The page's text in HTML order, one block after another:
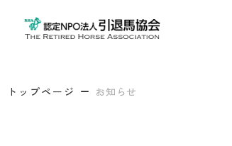
トップページ お知らせ